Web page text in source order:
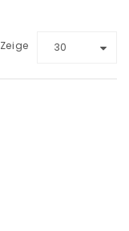
Zeige 30